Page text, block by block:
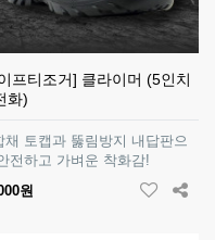
프티조거] 클라이머 (5인치
화)
채 토캡과 뚫림방지 내답판으
전하고 가벼운 착화감!
원